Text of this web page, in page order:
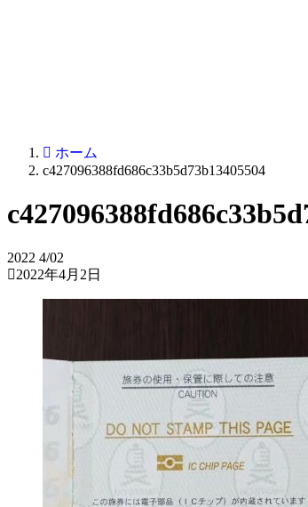
ホーム
c427096388fd686c33b5d73b13405504
2022 4/02
2022年4月2日